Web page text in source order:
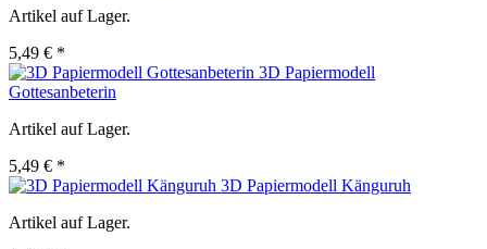
Artikel auf Lager.
5,49 € *
3D Papiermodell
Gottesanbeterin
Artikel auf Lager.
5,49 € *
3D Papiermodell Känguruh
Artikel auf Lager.